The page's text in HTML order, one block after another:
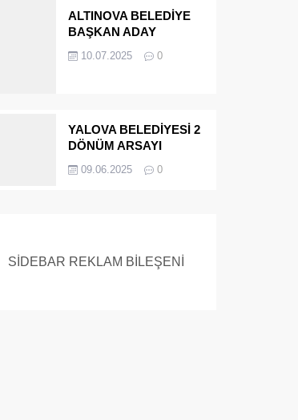
ALTINOVA BELEDİYE
BAŞKAN ADAY
MÜEBBET ALDI FİRAR
10.07.2025 0
YALOVA BELEDİYESİ 2
DÖNÜM ARSAYI
09.06.2025 0
SİDEBAR REKLAM BİLEŞENİ